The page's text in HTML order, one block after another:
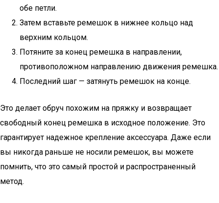
обе петли.
Затем вставьте ремешок в нижнее кольцо над
верхним кольцом.
Потяните за конец ремешка в направлении,
противоположном направлению движения ремешка.
Последний шаг — затянуть ремешок на конце.
Это делает обруч похожим на пряжку и возвращает
свободный конец ремешка в исходное положение. Это
гарантирует надежное крепление аксессуара. Даже если
вы никогда раньше не носили ремешок, вы можете
помнить, что это самый простой и распространенный
метод.